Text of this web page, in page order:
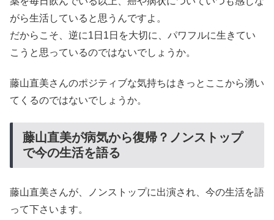
がら生活していると思うんですよ。
だからこそ、逆に1日1日を大切に、パワフルに生きてい
こうと思っているのではないでしょうか。
藤山直美さんのポジティブな気持ちはきっとここから湧い
てくるのではないでしょうか。
藤山直美が病気から復帰？ノンストップ
で今の生活を語る
藤山直美さんが、ノンストップに出演され、今の生活を語
って下さいます。